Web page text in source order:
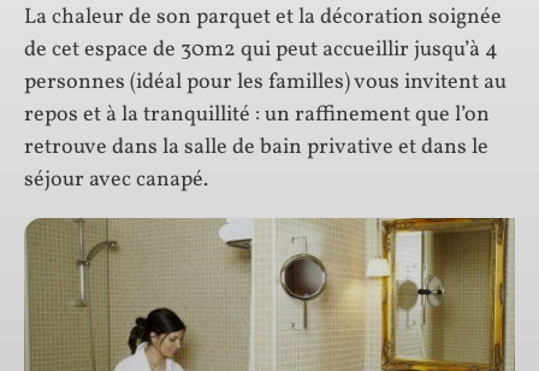
La chaleur de son parquet et la décoration soignée
de cet espace de 30m2 qui peut accueillir jusqu’à 4
personnes (idéal pour les familles) vous invitent au
repos et à la tranquillité : un raffinement que l’on
retrouve dans la salle de bain privative et dans le
séjour avec canapé.